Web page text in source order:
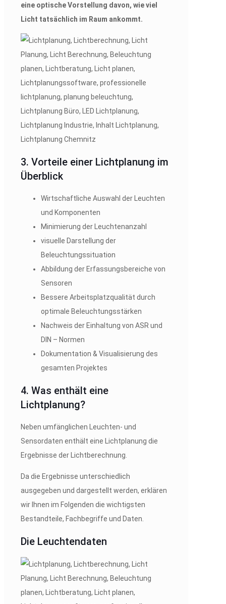
eine optische Vorstellung davon, wie viel
Licht tatsächlich im Raum ankommt.
3. Vorteile einer Lichtplanung im
Überblick
Wirtschaftliche Auswahl der Leuchten
und Komponenten
Minimierung der Leuchtenanzahl
visuelle Darstellung der
Beleuchtungssituation
Abbildung der Erfassungsbereiche von
Sensoren
Bessere Arbeitsplatzqualität durch
optimale Beleuchtungsstärken
Nachweis der Einhaltung von ASR und
DIN – Normen
Dokumentation & Visualisierung des
gesamten Projektes
4. Was enthält eine
Lichtplanung?
Neben umfänglichen Leuchten- und
Sensordaten enthält eine Lichtplanung die
Ergebnisse der Lichtberechnung.
Da die Ergebnisse unterschiedlich
ausgegeben und dargestellt werden, erklären
wir Ihnen im Folgenden die wichtigsten
Bestandteile, Fachbegriffe und Daten.
Die Leuchtendaten